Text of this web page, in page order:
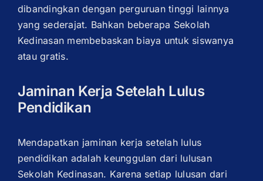
dibandingkan dengan perguruan tinggi lainnya
yang sederajat. Bahkan beberapa Sekolah
Kedinasan membebaskan biaya untuk siswanya
atau gratis.
Jaminan Kerja Setelah Lulus
Pendidikan
Mendapatkan jaminan kerja setelah lulus
pendidikan adalah keunggulan dari lulusan
Sekolah Kedinasan. Karena setiap lulusan dari